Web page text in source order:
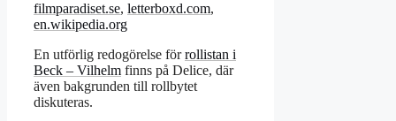
filmparadiset.se, letterboxd.com,
en.wikipedia.org
En utförlig redogörelse förrollistan i
Beck – Vilhelm finns på Delice, där
även bakgrunden till rollbytet
diskuteras.